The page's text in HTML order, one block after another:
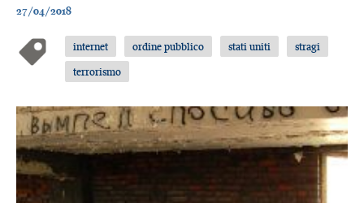
27/04/2018
internet ordine pubblico stati uniti
stragi
terrorismo